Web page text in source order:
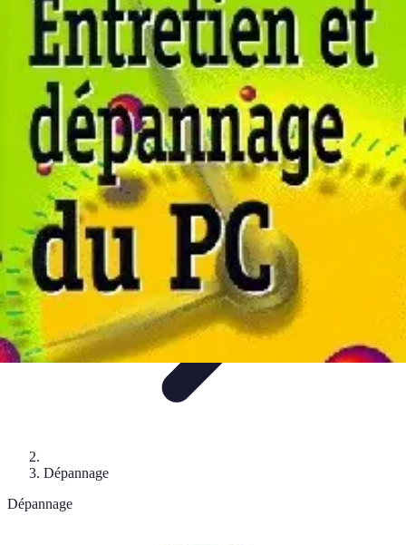
Plomberie Rapide
Dépannage
Outils et Équipements Dépannage et révisionsDépannage
d'urgenceDépannage plomberie
Plomberie Rapide
Dépannage
Dépannage